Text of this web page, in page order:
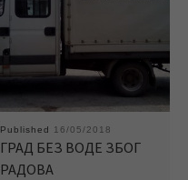
Published 16/05/2018
ГРАД БЕЗ ВОДЕ ЗБОГ
РАДОВА